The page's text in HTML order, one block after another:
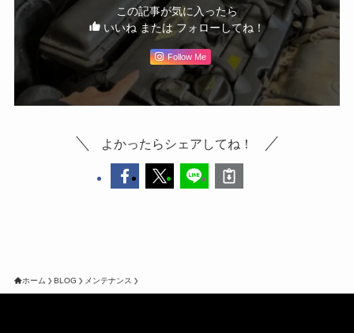
この記事が気に入ったら
いいね または フォローしてね！
Follow Me
よかったらシェアしてね！
ホーム BLOG メンテナンス